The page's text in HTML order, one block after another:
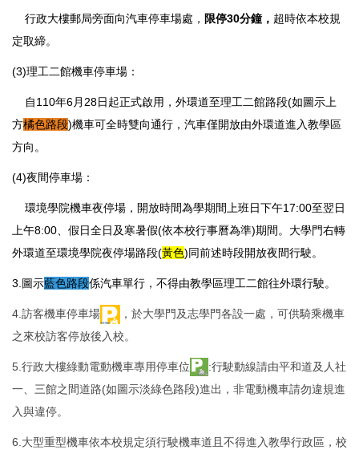
行政大樓郵局旁面向汽車停車場處， 限停30分鐘， 超時依本校規
定取締。
(3)理工二館機車停車場：
自110年6月28日起正式啟用， 外環道至理工二館路段(如圖示上
方橘色路段)機車可全時雙向通行，汽車僅開放由外環道進入教學區
方向。
(4)夜間停車場：
環境學院機車夜停場，開放時間為學期間上班日下午17:00至翌日
上午8:00、假日全日及寒暑假(依本校行事曆為準)期間。大學門右轉
外環道至環境學院夜停場路段(黃色)同前述時段開放夜間行駛。
3. 圖示藍色路段係汽車單行， 不得由教學區理工二館往外環行駛。
4.訪客機車停車場
，於大學門及志學門各設一處，可供騎乘機車
之來校訪客停放後入校。
5.行政大樓綠動電動機車專用停車位
:行駛動線請由平和道及人社
一、三館之間道路(如圖示淡綠色路段)進出，非電動機車請勿違規進
入與違停。
6.大型重型機車依本校規定須行駛機車道且不得進入教學行政區，校